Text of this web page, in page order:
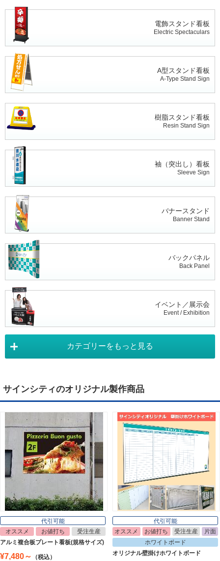
電飾スタンド看板
Electric Spectaculars
A型スタンド看板
A-Type Stand Sign
樹脂スタンド看板
Resin Stand Sign
袖（突出し）看板
Sleeve Sign
バナースタンド
Banner Stand
バックパネル
Back Panel
イベント／展示会
Event / Exhibition
Tapestry
ライトパネル
Light Panel
ポスターフレーム
Poster Frame
イーゼル
Easel
カテゴリーをもっと見る
サインシティのオリジナル製作商品
代引可能
オススメ
お値打ち
受注生産
アルミ複合板プレート看板(規格サイズ)
¥7,480～
（税込）
代引可能
オススメ
お値打ち 受注生産
片面
ホワイトボード
オリジナル壁掛けホワイトボード